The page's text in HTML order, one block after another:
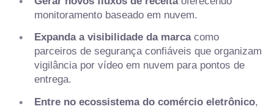
monitoramento baseado em nuvem.
Expanda a visibilidade da marcacomo
parceiros de segurança confiáveis que organizam
vigilância por vídeo em nuvem para pontos de
entrega.
Entre no ecossistema do comércio eletrônico,